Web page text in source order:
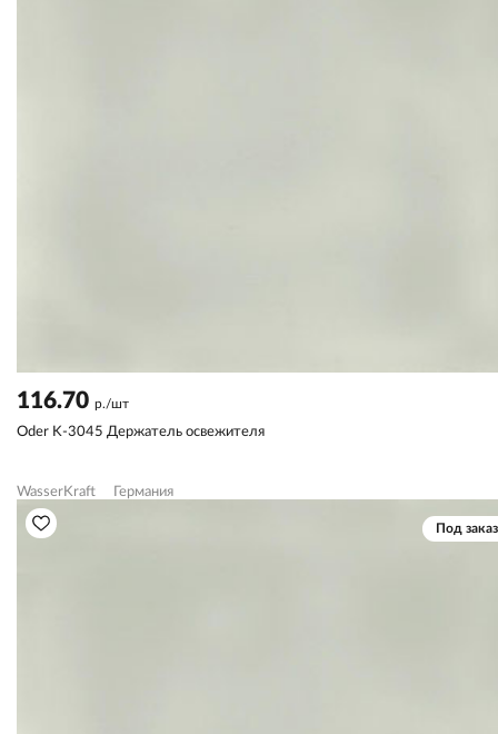
116.70 р./шт
Oder K-3045 Держатель освежителя
WasserKraft Германия
Под заказ